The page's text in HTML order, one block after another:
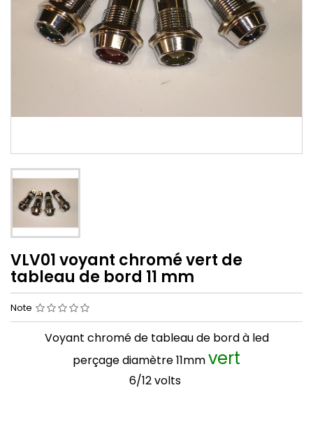
VLV01 voyant chromé vert de
tableau de bord 11 mm
Note
Voyant chromé de tableau de bord à led
perçage diamètre 11mmvert
6/12 volts